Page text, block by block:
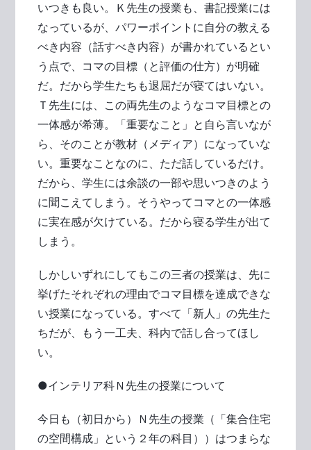
いつきも良い。Ｋ先生の授業も、書記授業には
なっているが、パワーポイントに自分の教える
べき内容（話すべき内容）が書かれているとい
う点で、コマの目標（と評価の仕方）が明確
だ。だから学生たちも退屈だが寝てはいない。
Ｔ先生には、この両先生のようなコマ目標との
一体感が希薄。「重要なこと」と自ら言いなが
ら、そのことが教材（メディア）になっていな
い。重要なことなのに、ただ話しているだけ。
だから、学生には余談の一部や思いつきのよう
に聞こえてしまう。そうやってコマとの一体感
に実在感が欠けている。だから寝る学生が出て
しまう。
しかしいずれにしてもこの三者の授業は、先に
挙げたそれぞれの理由でコマ目標を達成できな
い授業になっている。すべて「新人」の先生た
ちだが、もう一工夫、科内で話し合ってほし
い。
●インテリア科Ｎ先生の授業について
今日も（初日から）Ｎ先生の授業（「集合住宅
の空間構成」という２年の科目））はつまらな